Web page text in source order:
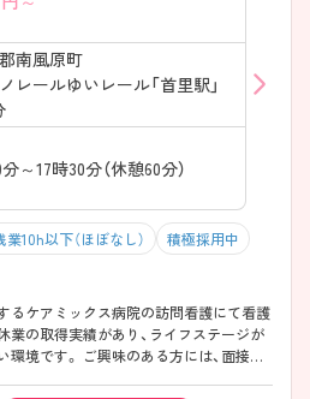
南風原町
レールゆいレール「首里駅」
～17時30分（休憩60分）
業10h以下（ほぼなし） 積極採用中
るケアミックス病院の訪問看護にて看護
業の取得実績があり、ライフステージが
境です。 ご興味のある方には、面接対